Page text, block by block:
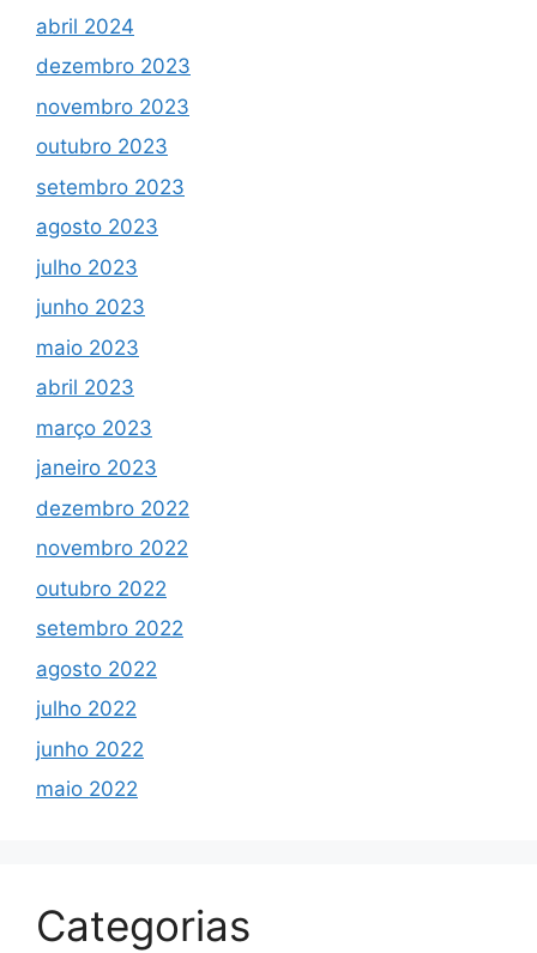
abril 2024
dezembro 2023
novembro 2023
outubro 2023
setembro 2023
agosto 2023
julho 2023
junho 2023
maio 2023
abril 2023
março 2023
janeiro 2023
dezembro 2022
novembro 2022
outubro 2022
setembro 2022
agosto 2022
julho 2022
junho 2022
maio 2022
Categorias